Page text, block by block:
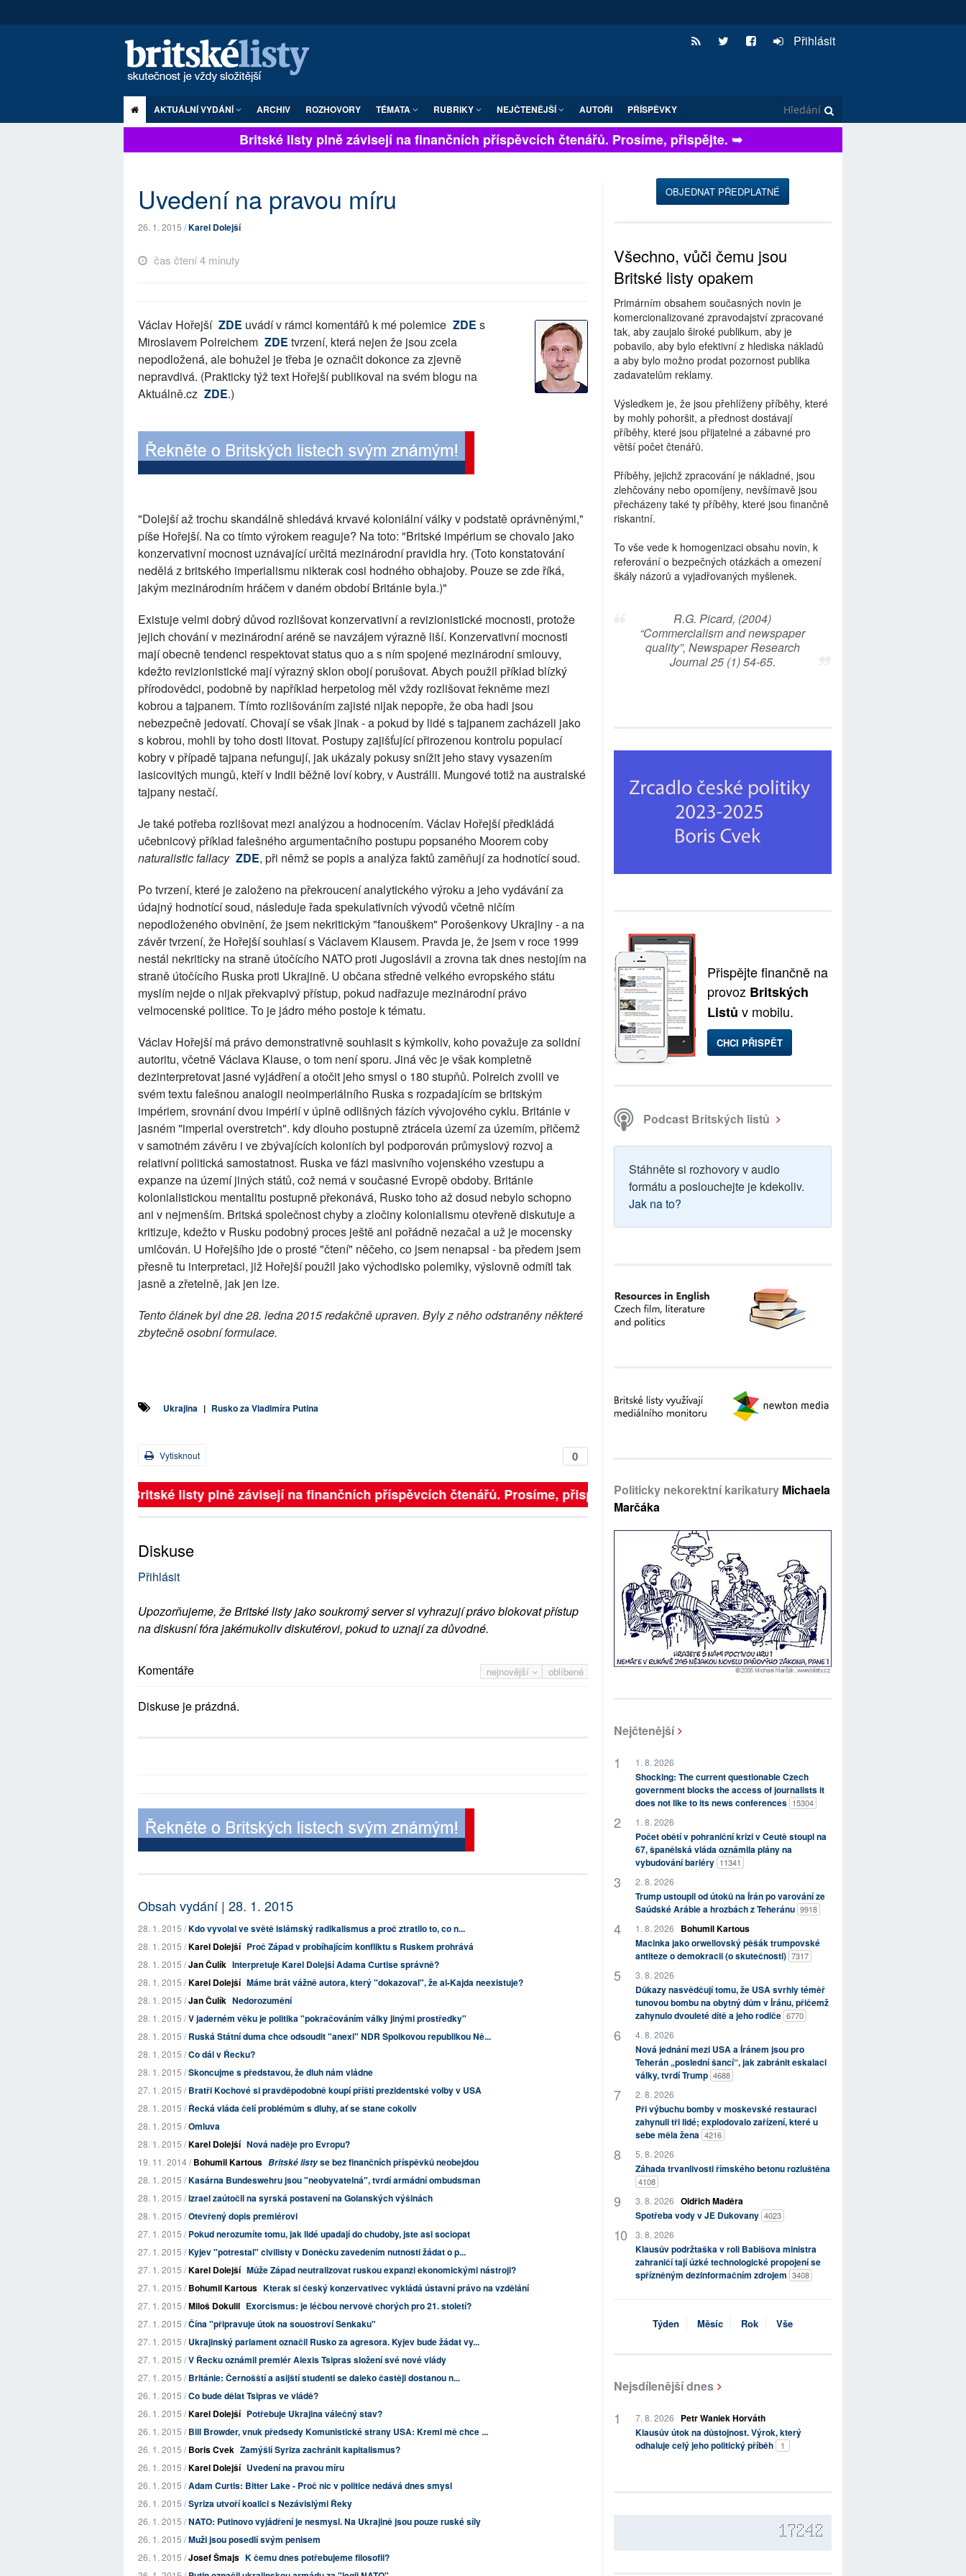
Přihlásit
AKTUÁLNÍ VYDÁNÍ ARCHIV ROZHOVORY TÉMATA RUBRIKY NEJČTENĚJŠÍ AUTOŘI PŘÍSPĚVKY
Britské listy plně závisejí na finančních příspěvcích čtenářů. Prosíme, přispějte. ➥
Uvedení na pravou míru
26. 1. 2015 /Karel Dolejší
čas čtení 4 minuty
Václav Hořejší ZDE uvádí v rámci komentářů k mé polemice ZDE s
Miroslavem Polreichem ZDE tvrzení, která nejen že jsou zcela
nepodložená, ale bohužel je třeba je označit dokonce za zjevně
nepravdivá. (Prakticky týž text Hořejší publikoval na svém blogu na
Aktuálně.cz ZDE.)
"Dolejší až trochu skandálně shledává krvavé koloniální války v podstatě oprávněnými,"
píše Hořejší. Na co tímto výrokem reaguje? Na toto: "Britské impérium se chovalo jako
konzervativní mocnost uznávající určitá mezinárodní pravidla hry. (Toto konstatování
nedělá z britského imperialismu nikterak cosi hodného obhajoby. Pouze se zde říká,
jakým mezinárodním hráčem v daném období Británie byla.)"
Existuje velmi dobrý důvod rozlišovat konzervativní a revizionistické mocnosti, protože
jejich chování v mezinárodní aréně se navzájem výrazně liší. Konzervativní mocnosti
mají obecně tendenci respektovat status quo a s ním spojené mezinárodní smlouvy,
kdežto revizionistické mají výrazný sklon obojí porušovat. Abych použil příklad blízký
přírodovědci, podobně by například herpetolog měl vždy rozlišovat řekněme mezi
kobrou a tajpanem. Tímto rozlišováním zajisté nijak nepopře, že oba hadi jsou
nebezpečně jedovatí. Chovají se však jinak - a pokud by lidé s tajpanem zacházeli jako
s kobrou, mohli by toho dosti litovat. Postupy zajišťující přirozenou kontrolu populací
kobry v případě tajpana nefungují, jak ukázaly pokusy snížit jeho stavy vysazením
lasicovitých mungů, kteří v Indii běžně loví kobry, v Austrálii. Mungové totiž na australské
tajpany nestačí.
Je také potřeba rozlišovat mezi analýzou a hodnocením. Václav Hořejší předkládá
učebnicový příklad falešného argumentačního postupu popsaného Moorem coby
naturalistic fallacy ZDE, při němž se popis a analýza faktů zaměňují za hodnotící soud.
Po tvrzení, které je založeno na překroucení analytického výroku a jeho vydávání za
údajný hodnotící soud, následuje řada spekulativních vývodů včetně ničím
nepodloženého obvinění, že jsem nekritickým "fanouškem" Porošenkovy Ukrajiny - a na
závěr tvrzení, že Hořejší souhlasí s Václavem Klausem. Pravda je, že jsem v roce 1999
nestál nekriticky na straně útočícího NATO proti Jugoslávii a zrovna tak dnes nestojím na
straně útočícího Ruska proti Ukrajině. U občana středně velkého evropského státu
myslím nejde o nijak překvapivý přístup, pokud nadřazuje mezinárodní právo
velmocenské politice. To je jádro mého postoje k tématu.
Václav Hořejší má právo demonstrativně souhlasit s kýmkoliv, koho považuje za solidní
autoritu, včetně Václava Klause, o tom není sporu. Jiná věc je však kompletně
dezinterpretovat jasné vyjádření a otočit jeho smysl o 180 stupňů. Polreich zvolil ve
svém textu falešnou analogii neoimperiálního Ruska s rozpadajícím se britským
impériem, srovnání dvou impérií v úplně odlišných fázích vývojového cyklu. Británie v
jasném "imperial overstretch". kdy dlouho postupně ztrácela území za územím, přičemž
v samotném závěru i ve zbývajících koloniích byl podporován průmyslový rozvoj a
relativní politická samostatnost. Ruska ve fázi masivního vojenského vzestupu a
expanze na území jiných států, což nemá v současné Evropě obdoby. Británie
kolonialistickou mentalitu postupně překonává, Rusko toho až dosud nebylo schopno
ani v nejmenším. Britská společnost chyby a zločiny kolonialismu otevřeně diskutuje a
kritizuje, kdežto v Rusku podobný proces ještě ani pořádně nezačal a už je mocensky
umlčován. U Hořejšího jde o prosté "čtení" něčeho, co jsem nenapsal - ba předem jsem
přesně tu interpretaci, již Hořejší použil jako východisko polemiky, výslovně odmítl tak
jasně a zřetelně, jak jen lze.
Tento článek byl dne 28. ledna 2015 redakčně upraven. Byly z něho odstraněny některé
zbytečně osobní formulace.
Ukrajina | Rusko za Vladimíra Putina
0
Vytisknout
Britské listy plně závisejí na finančních příspěvcích čtenářů. Prosíme, přispějte. ➥
Diskuse
Přihlásit
Upozorňujeme, že Britské listy jako soukromý server si vyhrazují právo blokovat přístup
na diskusní fóra jakémukoliv diskutérovi, pokud to uznají za důvodné.
nejnovější oblíbené
Komentáře
Diskuse je prázdná.
Obsah vydání | 28. 1. 2015
28. 1. 2015 /Kdo vyvolal ve světě islámský radikalismus a proč ztratilo to, co n...
28. 1. 2015 /Karel Dolejší Proč Západ v probíhajícím konfliktu s Ruskem prohrává
28. 1. 2015 /Jan Čulík Interpretuje Karel Dolejší Adama Curtise správně?
28. 1. 2015 /Karel Dolejší Máme brát vážně autora, který "dokazoval", že al-Kajda neexistuje?
28. 1. 2015 /Jan Čulík Nedorozumění
28. 1. 2015 /V jaderném věku je politika "pokračováním války jinými prostředky"
28. 1. 2015 /Ruská Státní duma chce odsoudit "anexi" NDR Spolkovou republikou Ně...
28. 1. 2015 /Co dál v Řecku?
28. 1. 2015 /Skoncujme s představou, že dluh nám vládne
27. 1. 2015 /Bratři Kochové si pravděpodobně koupí příští prezidentské volby v USA
28. 1. 2015 /Řecká vláda čelí problémům s dluhy, ať se stane cokoliv
28. 1. 2015 /Omluva
28. 1. 2015 /Karel Dolejší Nová naděje pro Evropu?
19. 11. 2014 /Bohumil Kartous Britské listyse bez finančních příspěvků neobejdou
28. 1. 2015 /Kasárna Bundeswehru jsou "neobyvatelná", tvrdí armádní ombudsman
28. 1. 2015 /Izrael zaútočil na syrská postavení na Golanských výšinách
28. 1. 2015 /Otevřený dopis premiérovi
27. 1. 2015 /Pokud nerozumíte tomu, jak lidé upadají do chudoby, jste asi sociopat
27. 1. 2015 /Kyjev "potrestal" civilisty v Doněcku zavedením nutnosti žádat o p...
27. 1. 2015 /Karel Dolejší Může Západ neutralizovat ruskou expanzi ekonomickými nástroji?
27. 1. 2015 /Bohumil Kartous Kterak si český konzervativec vykládá ústavní právo na vzdělání
27. 1. 2015 /Miloš Dokulil Exorcismus: je léčbou nervově chorých pro 21. století?
27. 1. 2015 /Čína "připravuje útok na souostroví Senkaku"
27. 1. 2015 /Ukrajinský parlament označil Rusko za agresora. Kyjev bude žádat vy...
27. 1. 2015 /V Řecku oznámil premiér Alexis Tsipras složení své nové vlády
27. 1. 2015 /Británie: Černošští a asijští studenti se daleko častěji dostanou n...
26. 1. 2015 /Co bude dělat Tsipras ve vládě?
26. 1. 2015 /Karel Dolejší Potřebuje Ukrajina válečný stav?
26. 1. 2015 /Bill Browder, vnuk předsedy Komunistické strany USA: Kreml mě chce ...
26. 1. 2015 /Boris Cvek Zamýšlí Syriza zachránit kapitalismus?
26. 1. 2015 /Karel Dolejší Uvedení na pravou míru
26. 1. 2015 /Adam Curtis: Bitter Lake - Proč nic v politice nedává dnes smysl
26. 1. 2015 /Syriza utvoří koalici s Nezávislými Řeky
26. 1. 2015 /NATO: Putinovo vyjádření je nesmysl. Na Ukrajině jsou pouze ruské síly
26. 1. 2015 /Muži jsou posedlí svým penisem
26. 1. 2015 /Josef Šmajs K čemu dnes potřebujeme filosofii?
OBJEDNAT PŘEDPLATNÉ
Všechno, vůči čemu jsou
Britské listy opakem
Primárním obsahem současných novin je
komercionalizované zpravodajství zpracované
tak, aby zaujalo široké publikum, aby je
pobavilo, aby bylo efektivní z hlediska nákladů
a aby bylo možno prodat pozornost publika
zadavatelům reklamy.
Výsledkem je, že jsou přehlíženy příběhy, které
by mohly pohoršit, a přednost dostávají
příběhy, které jsou přijatelné a zábavné pro
větší počet čtenářů.
Příběhy, jejichž zpracování je nákladné, jsou
zlehčovány nebo opomíjeny, nevšímavě jsou
přecházeny také ty příběhy, které jsou finančně
riskantní.
To vše vede k homogenizaci obsahu novin, k
referování o bezpečných otázkách a omezení
škály názorů a vyjadřovaných myšlenek.
R.G. Picard, (2004)
“Commercialism and newspaper
quality”, Newspaper Research
Journal 25 (1) 54-65.
Přispějte finančně na
provoz Britských
Listů v mobilu.
CHCI PŘISPĚT
Podcast Britských listů
Stáhněte si rozhovory v audio
formátu a poslouchejte je kdekoliv.
Jak na to?
Politicky nekorektní karikatury Michaela
Marčáka
Nejčtenější
1. 8. 2026
Shocking: The current questionable Czech
government blocks the access of journalists it
does not like to its news conferences 15304
1. 8. 2026
Počet obětí v pohraniční krizi v Ceutě stoupl na
67, španělská vláda oznámila plány na
vybudování bariéry 11341
2. 8. 2026
Trump ustoupil od útoků na Írán po varování ze
Saúdské Arábie a hrozbách z Teheránu 9918
1. 8. 2026
Bohumil Kartous
Macinka jako orwellovský pěšák trumpovské
antiteze o demokracii (o skutečnosti) 7317
3. 8. 2026
Důkazy nasvědčují tomu, že USA svrhly téměř
tunovou bombu na obytný dům v Íránu, přičemž
zahynulo dvouleté dítě a jeho rodiče 6770
4. 8. 2026
Nová jednání mezi USA a Íránem jsou pro
Teherán „poslední šancí“, jak zabránit eskalaci
války, tvrdí Trump 4688
2. 8. 2026
Při výbuchu bomby v moskevské restauraci
zahynuli tři lidé; explodovalo zařízení, které u
sebe měla žena 4216
5. 8. 2026
Záhada trvanlivosti římského betonu rozluštěna
4108
3. 8. 2026 Oldřich Maděra
Spotřeba vody v JE Dukovany 4023
3. 8. 2026
Klausův podržtaška v roli Babišova ministra
zahraničí tají úzké technologické propojení se
spřízněným dezinformačním zdrojem 3408
Týden Měsíc Rok Vše
Nejsdílenější dnes
7. 8. 2026
Petr Waniek Horváth
Klausův útok na důstojnost. Výrok, který
odhaluje celý jeho politický příběh
1
17242